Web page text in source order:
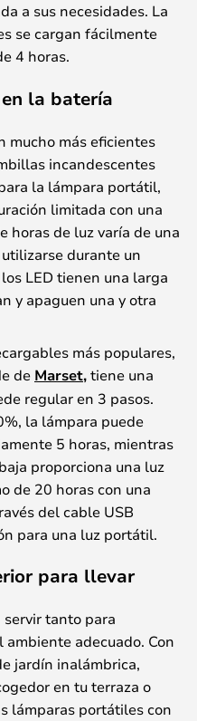
a sus necesidades. La
se cargan fácilmente
4 horas.
la batería
mucho más eficientes
incandescentes
la lámpara portátil,
limitada con una
horas de luz varía de una
durante un
LED tienen una larga
y apaguen una y otra
más populares,
de Marset,tiene una
regular en 3 pasos.
la lámpara puede
5 horas, mientras
proporciona una luz
de 20 horas con una
del cable USB
para una luz portátil.
para llevar
servir tanto para
adecuado. Con
jardín inalámbrica,
en tu terraza o
lámparas portátiles con